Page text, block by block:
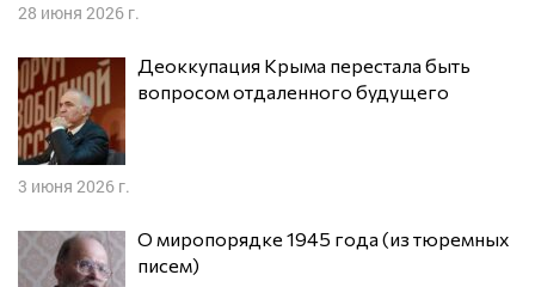
28 июня 2026 г.
Деоккупация Крыма перестала быть
вопросом отдаленного будущего
3 июня 2026 г.
О миропорядке 1945 года (из тюремных
писем)